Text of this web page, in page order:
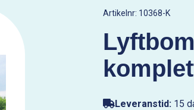
Artikelnr: 10368-K
Leveranstid: 15